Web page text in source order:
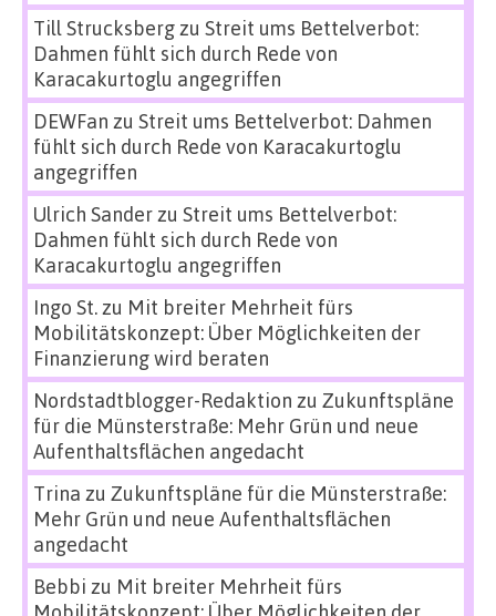
Till Strucksbergzu Streit ums Bettelverbot:
Dahmen fühlt sich durch Rede von
Karacakurtoglu angegriffen
DEWFan zu Streit ums Bettelverbot: Dahmen
fühlt sich durch Rede von Karacakurtoglu
angegriffen
Ulrich Sanderzu Streit ums Bettelverbot:
Dahmen fühlt sich durch Rede von
Karacakurtoglu angegriffen
Ingo St.zu Mit breiter Mehrheit fürs
Mobilitätskonzept: Über Möglichkeiten der
Finanzierung wird beraten
Nordstadtblogger-Redaktion zu Zukunftspläne
für die Münsterstraße: Mehr Grün und neue
Aufenthaltsflächen angedacht
Trina zu Zukunftspläne für die Münsterstraße:
Mehr Grün und neue Aufenthaltsflächen
angedacht
Bebbi zu Mit breiter Mehrheit fürs